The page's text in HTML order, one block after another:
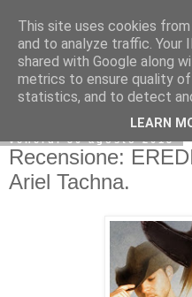
venerdì 30 agosto 2013
Recensione:
Ariel Tachna.
This site uses cookies
and to analyze traffic. Your
shared with Google along
metrics to ensure quality
statistics, and to detect
LEARN